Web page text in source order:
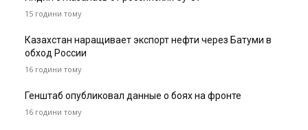
15 години тому
Казахстан наращивает экспорт нефти через Батуми в
обход России
16 години тому
Генштаб опубликовал данные о боях на фронте
16 години тому